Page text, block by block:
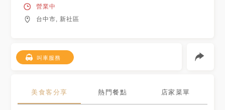
營業中
台中市, 新社區
叫車服務
美食客分享 熱門餐點 店家菜單